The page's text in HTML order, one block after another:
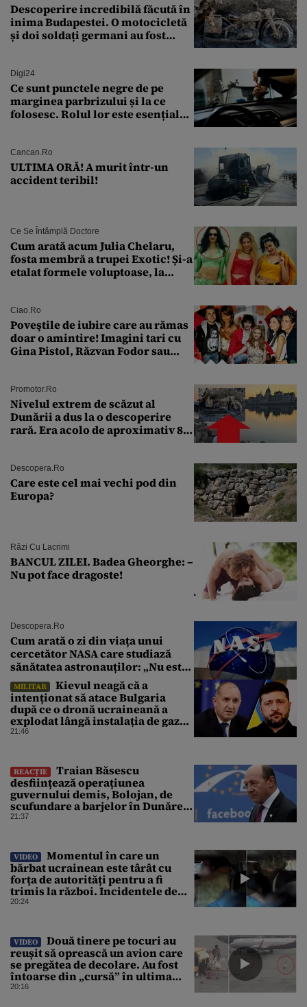
Descoperire incredibilă făcută în
inima Budapestei. O motocicletă
și doi soldați germani au fost
Digi24
Ce sunt punctele negre de pe
marginea parbrizului și la ce
folosesc. Rolul lor este esențial
Cancan.ro
ULTIMA ORĂ! A murit într-un
accident teribil!
Ce Se Întâmplă Doctore
Cum arată acum Julia Chelaru,
fosta membră a trupei Exotic! Și-a
etalat formele voluptoase, la
Ciao.ro
Poveştile de iubire care au rămas
doar o amintire! Imagini tari cu
Gina Pistol, Răzvan Fodor sau
Promotor.ro
Nivelul extrem de scăzut al
Dunării a dus la o descoperire
rară. Era acolo de aproximativ 80
Descopera.ro
Care este cel mai vechi pod din
Europa?
Râzi Cu Lacrimi
BANCUL ZILEI. Badea Gheorghe: –
Nu pot face dragoste!
Descopera.ro
Cum arată o zi din viața unui
cercetător NASA care studiază
sănătatea astronauților: „Nu este
o știință complicată”
MILITAR
Kievul neagă că a
intenționat să atace Bulgaria
după ce o dronă ucraineană a
explodat lângă instalația de gaz
de la granița României
21:46
REACȚIE
Traian Băsescu
desființează operațiunea
guvernului demis, Bolojan, de
scufundare a barjelor în Dunăre:
„Este o improvizație”
21:37
VIDEO
Momentul în care un
bărbat ucrainean este târât cu
forța de autorități pentru a fi
trimis la război. Incidentele de
acest fel sunt tot mai dese
20:24
VIDEO
Două tinere pe tocuri au
reușit să oprească un avion care
se pregătea de decolare. Au fost
întoarse din „cursă” în ultima
clipă. Imaginile au devenit virale
20:16